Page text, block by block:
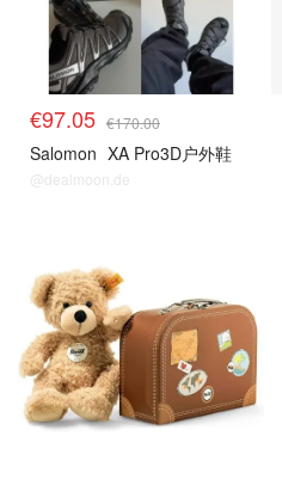
€97.05 €170.00
Salomon XA Pro3D户外鞋
@dealmoon.de